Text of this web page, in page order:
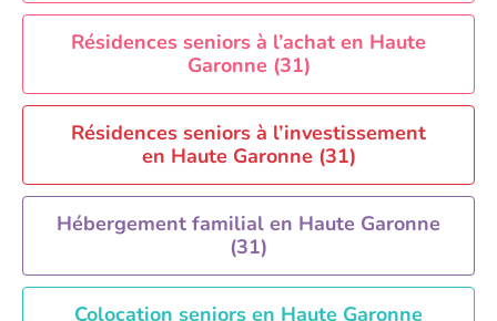
Aide à domicile Saint-Etienne
Aide à domicile Toulouse
Recherche par ville
Résidences seniors à l’achat en Haute
Garonne (31)
Résidences seniors à l’investissement
en Haute Garonne (31)
Hébergement familial en Haute Garonne
(31)
Colocation seniors en Haute Garonne